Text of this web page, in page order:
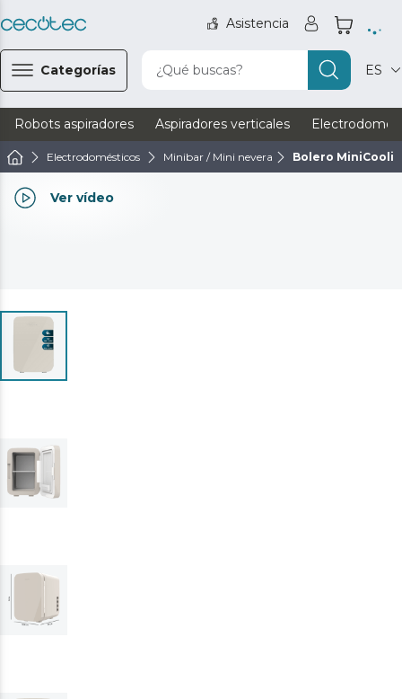
Asistencia
Categorías ¿Qué buscas? ES
Robots aspiradores Aspiradores verticales
Electrodomésticos Minibar / Mini nevera Bolero
Ver vídeo